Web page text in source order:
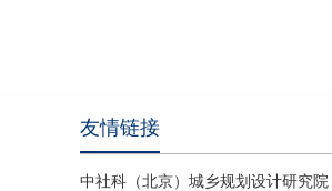
友情链接
中社科（北京）城乡规划设计研究院